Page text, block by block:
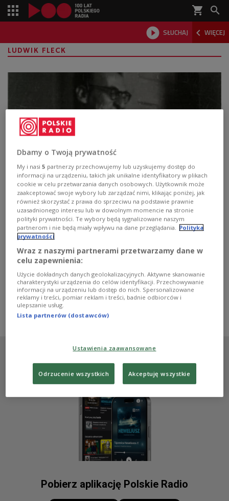
shopping_cart 
 SŁUCHAJ  WIĘCEJ

LUDWIK FLECK
Ludwik Fleck. Zapomniany bohater, dla
którego orężem była nauka
- Nauka była, jak sądził, czymś, co może immunizować
świat przeciwko zarazom XX wieku, przeciwko temu, co
dzisiaj nazywamy dezinformacją, fake newsami. Jest to
bohater silnie powiązany z naszą rzeczywistością i
sądzę, że mimo iż zmarł kilka dekad temu, czytelnicy
znajdą w tej książce szalenie aktualne tropy - mówiła w
Dwójce Anna Wacławik, współautorka książki "Fleck.
Ocalony przez naukę".
Zobacz więcej na temat:
biografia medycyna
Pobierz aplikację Polskie Radio
Dbamy o Twoją prywatność
My i nasi5 partnerzy przechowujemy lub uzyskujemy dostęp do
informacji na urządzeniu, takich jak unikalne identyfikatory w plikach
cookie w celu przetwarzania danych osobowych. Użytkownik może
zaakceptować swoje wybory lub zarządzać nimi, klikając poniżej, jak
również skorzystać z prawa do sprzeciwu na podstawie prawnie
uzasadnionego interesu lub w dowolnym momencie na stronie
polityki prywatności. Te wybory będą sygnalizowane naszym
partnerom i nie będą miały wpływu na dane przeglądania. Polityka
prywatności
Wraz z naszymi partnerami przetwarzamy dane w
celu zapewnienia:
Użycie dokładnych danych geolokalizacyjnych. Aktywne skanowanie
charakterystyki urządzenia do celów identyfikacji. Przechowywanie
informacji na urządzeniu lub dostęp do nich. Spersonalizowane
reklamy i treści, pomiar reklam i treści, badnie odbiorców i
ulepszanie usług.
Lista partnerów (dostawców)
Ustawienia zaawansowane
Odrzucenie wszystkich Akceptuję wszystkie